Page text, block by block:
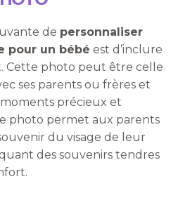
de personnaliser
pour un bébé est d’inclure
Cette photo peut être celle
ses parents ou frères et
précieux et
photo permet aux parents
du visage de leur
des souvenirs tendres